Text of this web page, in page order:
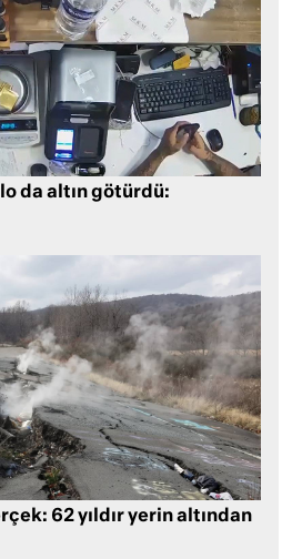
da altın götürdü:
62 yıldır yerin altından